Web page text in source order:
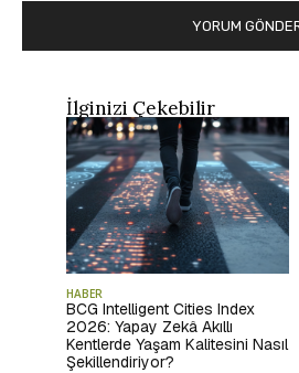
İlginizi Çekebilir
HABER
BCG Intelligent Cities Index
2026: Yapay Zekâ Akıllı
Kentlerde Yaşam Kalitesini Nasıl
Şekillendiriyor?